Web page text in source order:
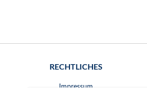
RECHTLICHES